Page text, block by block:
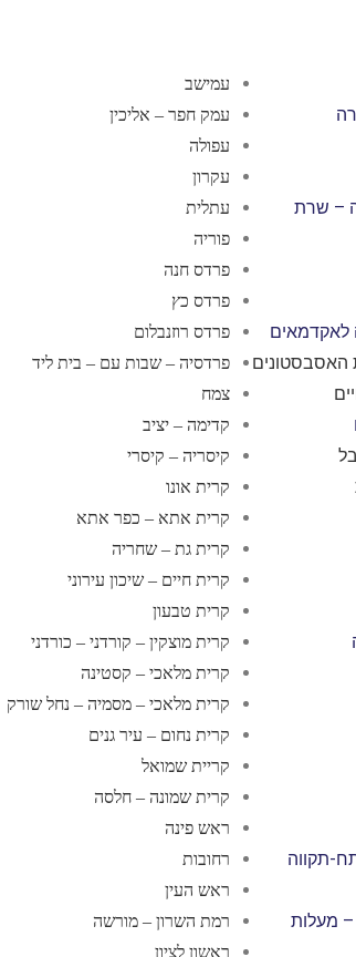
– שרת
לאקדמאים
האסבסטונים
תקווה
מעלות
עמישב
עמק חפר – אליכין
עפולה
עקרון
עתלית
פוריה
פרדס חנה
פרדס כץ
פרדס רוזנבלום
פרדסיה – שבות עם – בית ליד
צמח
קדימה – יציב
קיסריה – קיסרי
קרית אונו
קרית אתא – כפר אתא
קרית גת – שחריה
קרית חיים – שיכון עירוני
קרית טבעון
קרית מוצקין – קורדני – כורדני
קרית מלאכי – קסטינה
קרית מלאכי – מסמיה – נחל שורק
קרית נחום – עיר גנים
קריית שמואל
קרית שמונה – חלסה
ראש פינה
רחובות
ראש העין
רמת השרון – מורשה
ראשון לציון